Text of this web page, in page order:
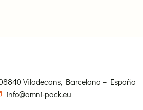
Viladecans, Barcelona – España
info@omni-pack.eu